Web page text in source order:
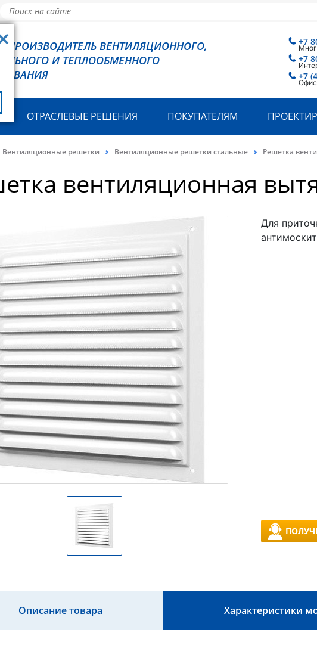
ПРОИЗВОДИТЕЛЬ ВЕНТИЛЯЦИОННОГО,
И ТЕПЛООБМЕННОГО
+7
+7
+7
ОТРАСЛЕВЫЕ РЕШЕНИЯ ПОКУПАТЕЛЯМ
Вентиляционные решетки Вентиляционные решетки стальные Решетка
вентиляционная
Для
Описание товара Характеристики